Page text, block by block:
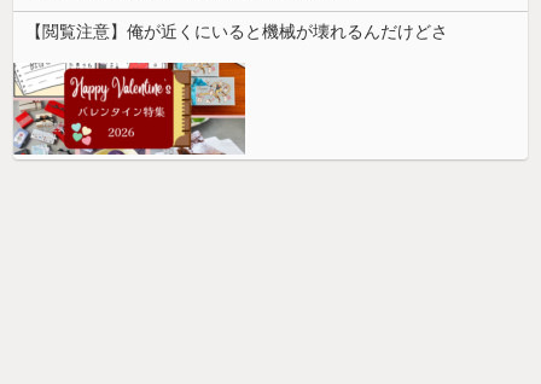
【閲覧注意】俺が近くにいると機械が壊れるんだけどさ